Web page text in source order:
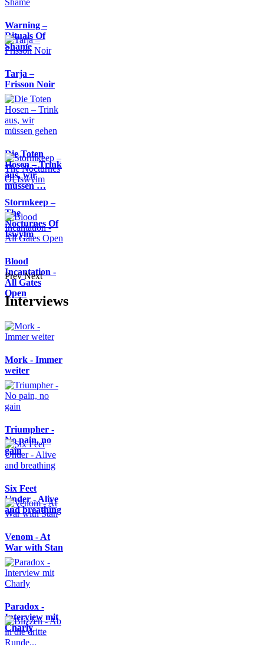
Warning –
Rituals Of
Shame
Tarja –
Frisson Noir
Die Toten
Hosen – Trink
aus, wir
müssen …
Stormkeep –
The
Nocturnes Of
Iswylm
Blood
Incantation -
All Gates
Open
Prev Next
Interviews
Mork - Immer
weiter
Triumpher -
No pain, no
gain
Six Feet
Under - Alive
and breathing
Venom - At
War with Stan
Paradox -
Interview mit
Charly